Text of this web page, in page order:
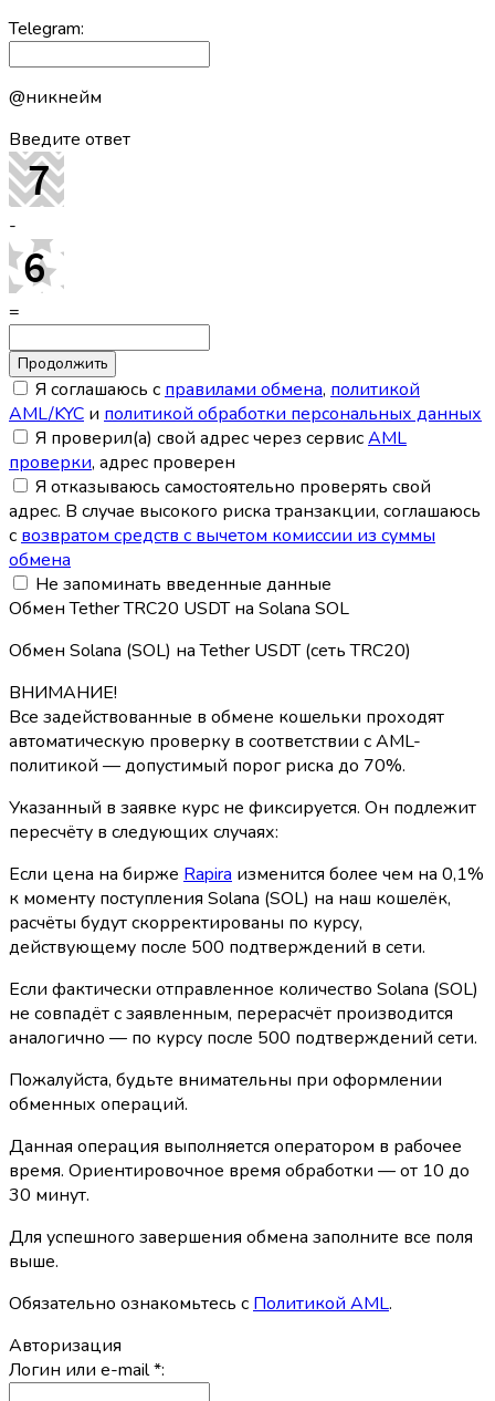
Telegram:
@никнейм
Введите ответ
-
=
Я соглашаюсь с правилами обмена, политикой
AML/KYC и политикой обработки персональных данных
Я проверил(а) свой адрес через сервисAML
проверки, адрес проверен
Я отказываюсь самостоятельно проверять свой
адрес. В случае высокого риска транзакции, соглашаюсь
с возвратом средств с вычетом комиссии из суммы
обмена
Не запоминать введенные данные
Обмен Tether TRC20 USDT на Solana SOL
Обмен Solana (SOL) на Tether USDT (сеть TRC20)
ВНИМАНИЕ!
Все задействованные в обмене кошельки проходят
автоматическую проверку в соответствии с AML-
политикой — допустимый порог риска до 70%.
Указанный в заявке курс не фиксируется. Он подлежит
пересчёту в следующих случаях:
Если цена на бирже Rapira изменится более чем на 0,1%
к моменту поступления Solana (SOL) на наш кошелёк,
расчёты будут скорректированы по курсу,
действующему после 500 подтверждений в сети.
Если фактически отправленное количество Solana (SOL)
не совпадёт с заявленным, перерасчёт производится
аналогично — по курсу после 500 подтверждений сети.
Пожалуйста, будьте внимательны при оформлении
обменных операций.
Данная операция выполняется оператором в рабочее
время. Ориентировочное время обработки — от 10 до
30 минут.
Для успешного завершения обмена заполните все поля
выше.
Обязательно ознакомьтесь с Политикой AML.
Авторизация
Логин или e-mail*: